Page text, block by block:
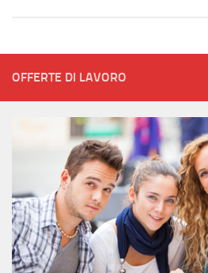
OFFERTE DI LAVORO